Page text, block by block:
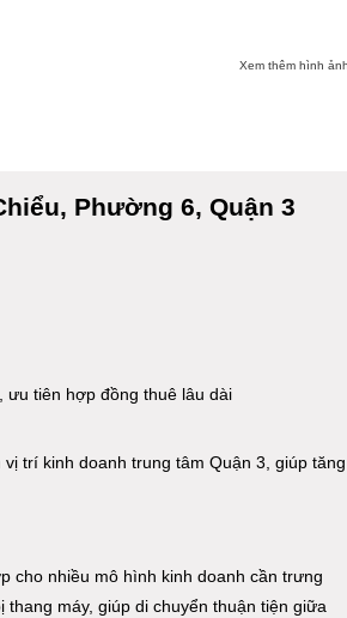
Xem thêm hình ảnh
Phường 6, Quận 3
ưu tiên hợp đồng thuê lâu dài
trí kinh doanh trung tâm Quận 3, giúp tăng
cho nhiều mô hình kinh doanh cần trưng
máy, giúp di chuyển thuận tiện giữa